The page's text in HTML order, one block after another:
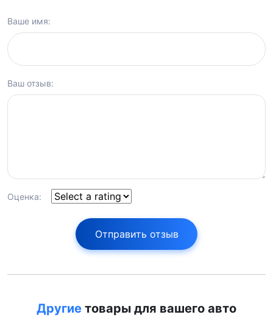
Ваше имя:
Ваш отзыв:
Оценка:
Отправить отзыв
Другие товары для вашего авто